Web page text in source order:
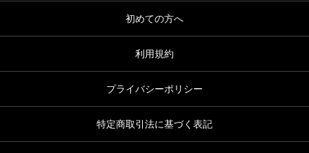
初めての方へ
利用規約
プライバシーポリシー
特定商取引法に基づく表記